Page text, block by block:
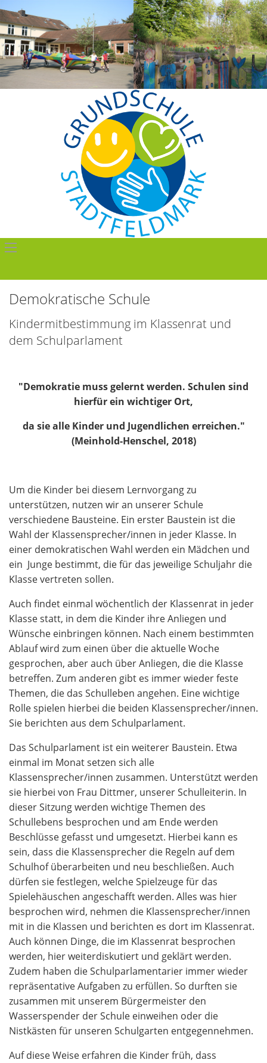
Demokratische Schule
Kindermitbestimmung im Klassenrat und
dem Schulparlament
"Demokratie muss gelernt werden. Schulen sind
hierfür ein wichtiger Ort,
da sie alle Kinder und Jugendlichen erreichen."
(Meinhold-Henschel, 2018)
Um die Kinder bei diesem Lernvorgang zu
unterstützen, nutzen wir an unserer Schule
verschiedene Bausteine. Ein erster Baustein ist die
Wahl der Klassensprecher/innen in jeder Klasse. In
einer demokratischen Wahl werden ein Mädchen und
ein Junge bestimmt, die für das jeweilige Schuljahr die
Klasse vertreten sollen.
Auch findet einmal wöchentlich der Klassenrat in jeder
Klasse statt, in dem die Kinder ihre Anliegen und
Wünsche einbringen können. Nach einem bestimmten
Ablauf wird zum einen über die aktuelle Woche
gesprochen, aber auch über Anliegen, die die Klasse
betreffen. Zum anderen gibt es immer wieder feste
Themen, die das Schulleben angehen. Eine wichtige
Rolle spielen hierbei die beiden Klassensprecher/innen.
Sie berichten aus dem Schulparlament.
Das Schulparlament ist ein weiterer Baustein. Etwa
einmal im Monat setzen sich alle
Klassensprecher/innen zusammen. Unterstützt werden
sie hierbei von Frau Dittmer, unserer Schulleiterin. In
dieser Sitzung werden wichtige Themen des
Schullebens besprochen und am Ende werden
Beschlüsse gefasst und umgesetzt. Hierbei kann es
sein, dass die Klassensprecher die Regeln auf dem
Schulhof überarbeiten und neu beschließen. Auch
dürfen sie festlegen, welche Spielzeuge für das
Spielehäuschen angeschafft werden. Alles was hier
besprochen wird, nehmen die Klassensprecher/innen
mit in die Klassen und berichten es dort im Klassenrat.
Auch können Dinge, die im Klassenrat besprochen
werden, hier weiterdiskutiert und geklärt werden.
Zudem haben die Schulparlamentarier immer wieder
repräsentative Aufgaben zu erfüllen. So durften sie
zusammen mit unserem Bürgermeister den
Wasserspender der Schule einweihen oder die
Nistkästen für unseren Schulgarten entgegennehmen.
Auf diese Weise erfahren die Kinder früh, dass